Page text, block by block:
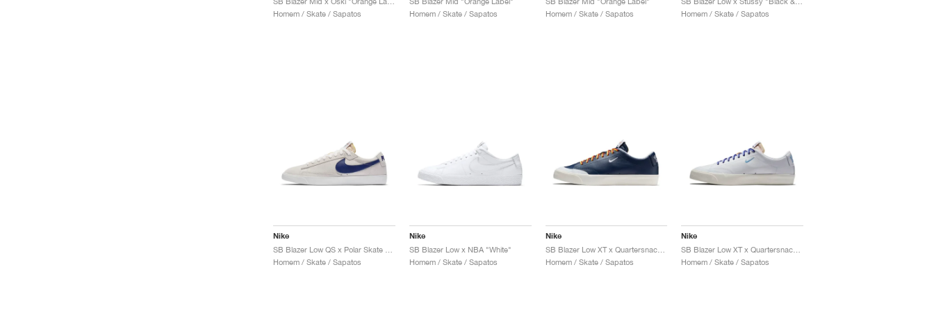
Homem / Skate / Sapatos
Homem / Skate / Sapatos
Homem / Skate / Sapatos
Homem / Skate / Sapatos
Nike
Homem / Skate / Sapatos
Nike
SB Blazer Low x NBA "White"
Homem / Skate / Sapatos
Nike
SB Blazer Low XT x Quartersnacks "Navy"
Homem / Skate / Sapatos
Nike
Homem / Skate / Sapatos